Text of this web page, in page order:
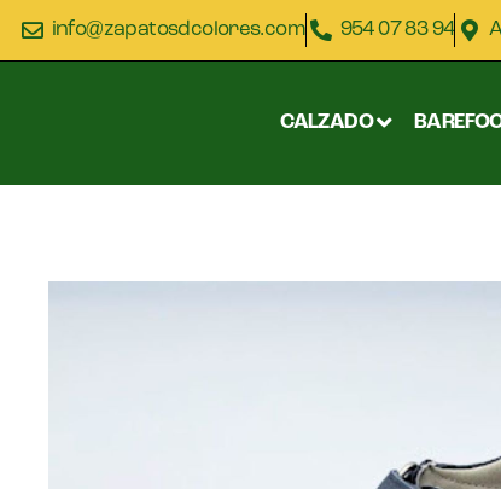
info@zapatosdcolores.com 954 07 83 94
CALZADO